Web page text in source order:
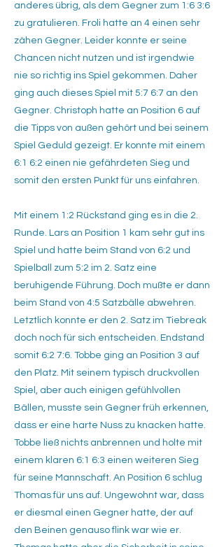
anderes übrig, als dem Gegner zum 1:6 3:6
zu gratulieren. Froli hatte an 4 einen sehr
zähen Gegner. Leider konnte er seine
Chancen nicht nutzen und ist irgendwie
nie so richtig ins Spiel gekommen. Daher
ging auch dieses Spiel mit 5:7 6:7 an den
Gegner. Christoph hatte an Position 6 auf
die Tipps von außen gehört und bei seinem
Spiel Geduld gezeigt. Er konnte mit einem
6:1 6:2 einen nie gefährdeten Sieg und
somit den ersten Punkt für uns einfahren.
Mit einem 1:2 Rückstand ging es in die 2.
Runde. Lars an Position 1 kam sehr gut ins
Spiel und hatte beim Stand von 6:2 und
Spielball zum 5:2 im 2. Satz eine
beruhigende Führung. Doch mußte er dann
beim Stand von 4:5 Satzbälle abwehren.
Letztlich konnte er den 2. Satz im Tiebreak
doch noch für sich entscheiden. Endstand
somit 6:2 7:6. Tobbe ging an Position 3 auf
den Platz. Mit seinem typisch druckvollen
Spiel, aber auch einigen gefühlvollen
Bällen, musste sein Gegner früh erkennen,
dass er eine harte Nuss zu knacken hatte.
Tobbe ließ nichts anbrennen und holte mit
einem klaren 6:1 6:3 einen weiteren Sieg
für seine Mannschaft. An Position 6 schlug
Thomas für uns auf. Ungewohnt war, dass
er diesmal einen Gegner hatte, der auf
den Beinen genauso flink war wie er.